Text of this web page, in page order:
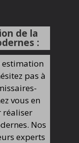
de la
:
estimation
pas à
vous en
réaliser
Nos
experts